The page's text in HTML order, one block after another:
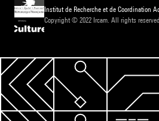
Institut de Recherche et de Coordination
Copyright © 2022 Ircam. All rights